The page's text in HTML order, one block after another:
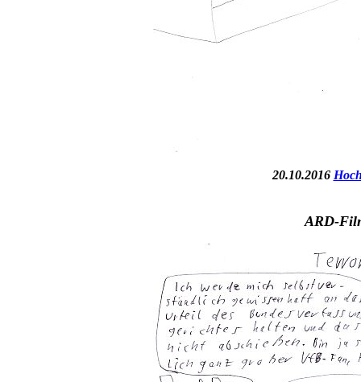
20.10.2016
ARD-